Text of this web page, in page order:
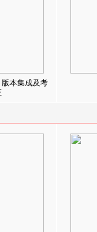
本集成及考